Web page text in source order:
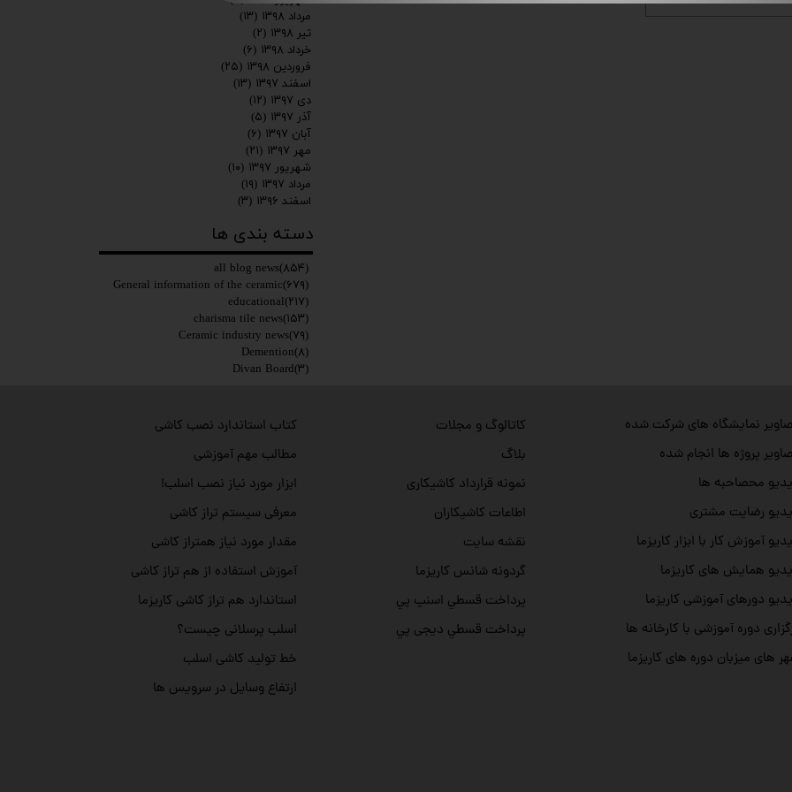
دسته بندی ها
all blog news(۸۵۴)
General information of the ceramic(۶۷۹)
educational(۲۱۷)
charisma tile news(۱۵۳)
Ceramic industry news(۷۹)
Demention(۸)
Divan Board(۳)
مرداد ۱۳۹۸
(۱۳)
تیر ۱۳۹۸
(۲)
خرداد ۱۳۹۸
(۶)
فروردین ۱۳۹۸
(۲۵)
اسفند ۱۳۹۷
(۱۳)
دی ۱۳۹۷
(۱۲)
آذر ۱۳۹۷
(۵)
آبان ۱۳۹۷
(۶)
مهر ۱۳۹۷
(۲۱)
شهریور ۱۳۹۷
(۱۰)
مرداد ۱۳۹۷
(۱۹)
اسفند ۱۳۹۶
(۳)
نمایشگاه های شرکت شده
پروژه ها انجام شده
محصاحبه ها
رضایت مشتری
آموزش کار با ابزار کاریزما
همایش های کاریزما
دورهای آموزشی کاریزما
دوره آموزشی با کارخانه ها
های میزبان دوره های کاریزما
کاتالوگ و مجلات
بلاگ
نمونه قرارداد کاشیکاری
اطاعات کاشیکاران
نقشه سایت
گردونه شانس کاریزما
پرداخت قسطي اسنپ پي
پرداخت قسطي دیجی پي
کتاب استاندارد نصب کاشی
مطالب مهم آموزشی
ابزار مورد نیاز نصب اسلب!
معرفی سیستم تراز کاشی
مقدار مورد نیاز همتراز کاشی
آموزش استفاده از هم تراز کاشی
استاندارد هم تراز کاشی کاریزما
اسلب پرسلانی چیست؟
خط تولید کاشی اسلب
ارتفاع وسایل در سرویس ها